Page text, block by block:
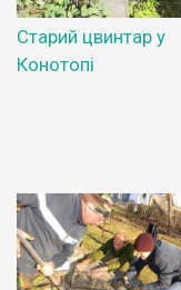
Старий цвинтар у
Конотопі